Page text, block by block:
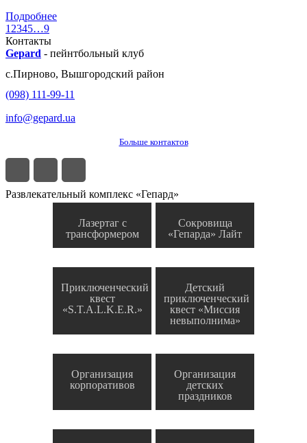
Подробнее
1 2345…9
Контакты
Gepard - пейнтбольный клуб
с.Пирново, Вышгородский район
(098) 111-99-11
info@gepard.ua
Больше контактов
Развлекательный комплекс «Гепард»
Лазертаг с
трансформером
Сокровища
«Гепарда» Лайт
Приключенческий
квест
«S.T.A.L.K.E.R.»
Детский
приключенческий
квест «Миссия
невыполнима»
Организация
корпоративов
Организация
детских
праздников